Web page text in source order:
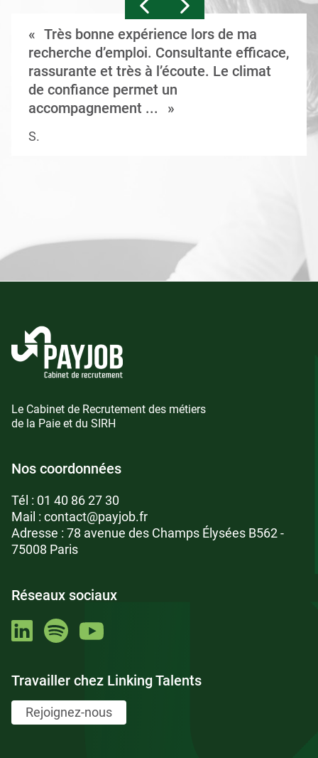
Très bonne expérience lors de ma
recherche d’emploi. Consultante efficace,
rassurante et très à l’écoute. Le climat
de confiance permet un
accompagnement ...
S.
Le Cabinet de Recrutement des métiers
de la Paie et du SIRH
Nos coordonnées
Tél : 01 40 86 27 30
Mail : contact@payjob.fr
Adresse : 78 avenue des Champs Élysées B562 -
75008 Paris
Réseaux sociaux
Travailler chez Linking Talents
Rejoignez-nous